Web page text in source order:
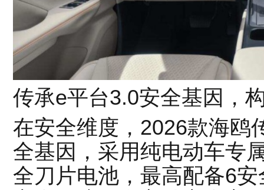
传承e平台3.0安全基因，
在安全维度，2026款海鸥
全基因，采用纯电动车专
全刀片电池，最高配备6